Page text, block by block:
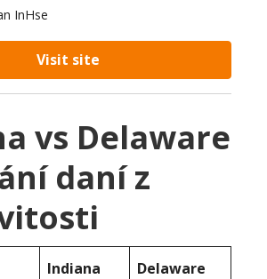
InHse
Visit site
vs Delaware
daní z
Indiana Delaware